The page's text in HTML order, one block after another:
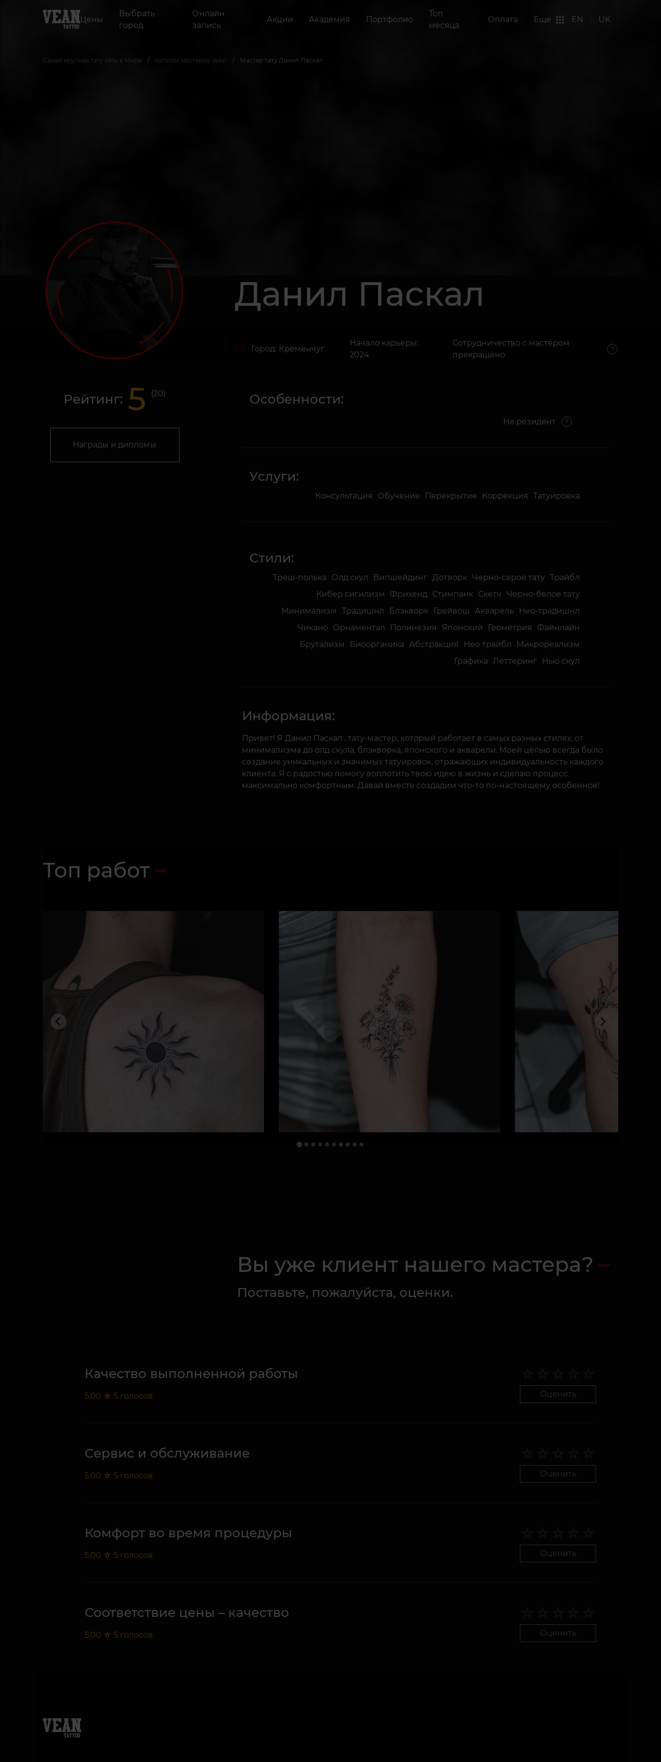
Цены
Выбрать
город
Онлайн
запись
Акции Академия Портфолио
Топ
месяца
Оплата Еще EN UK
Самая крупная тату сеть в Мире Каталог мастеров VeAn Мастер тату Данил Паскал
Данил Паскал
Город: Кременчуг
Начало карьеры:
2024
Сотрудничество с мастером
прекращено
Рейтинг: 5 (20)
Награды и дипломы
Особенности:
Не резидент
Услуги:
Консультация Обучение Перекрытие Коррекция Татуировка
Стили:
Треш-полька Олд скул Випшейдинг Дотворк Черно-серое тату Трайбл
Кибер сигилизм
Фрихенд Стимпанк Скетч
Черно-белое тату
Минимализм
Традишнл Блэкворк Грейвош Акварель
Нео-традишнл
Чикано
Орнаментал Полинезия Японский Геометрия
Файнлайн
Брутализм
Биоорганика Абстракция Нео трайбл
Микрореализм
Графика
Леттеринг Нью скул
Информация:
Привет! Я Данил Паскал , тату-мастер, который работает в самых разных стилях, от
минимализма до олд скула, блэкворка, японского и акварели. Моей целью всегда было
создание уникальных и значимых татуировок, отражающих индивидуальность каждого
клиента. Я с радостью помогу воплотить твою идею в жизнь и сделаю процесс
максимально комфортным. Давай вместе создадим что-то по-настоящему особенное!
Топ работ
Вы уже клиент нашего мастера?
Поставьте, пожалуйста, оценки.
Качество выполненной работы
5,00 ☆ 5 голосов Оценить
Сервис и обслуживание
5,00 ☆ 5 голосов Оценить
Комфорт во время процедуры
5,00 ☆ 5 голосов Оценить
Соответствие цены – качество
5,00 ☆ 5 голосов Оценить